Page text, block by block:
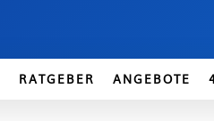
RATGEBER ANGEBOTE